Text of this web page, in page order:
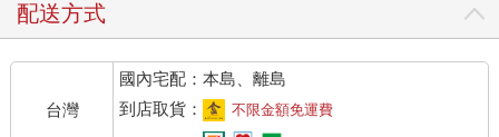
配送方式
台灣
國內宅配：本島、離島
到店取貨：
不限金額免運費